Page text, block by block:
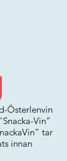
Österlenvin
Vin”
tar
innan